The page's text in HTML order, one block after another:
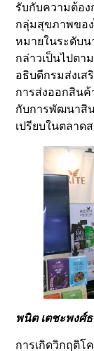
รับกับความต้อ
กลุ่มสุขภาพของ
หมายในระดับน
กล่าวเป็นไปตา
อธิบดีกรมส่งเส
การส่งออกสิน
กับการพัฒนาสิ
เปรียบในตลาด
พนิต เตชะพงศ์
การเกิดวิกฤติโ